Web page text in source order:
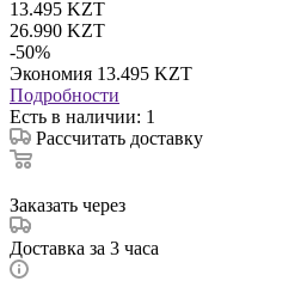
13.495 KZT
26.990 KZT
-50%
Экономия 13.495 KZT
Подробности
Есть в наличии: 1
Рассчитать доставку
Заказать через
Доставка за 3 часа